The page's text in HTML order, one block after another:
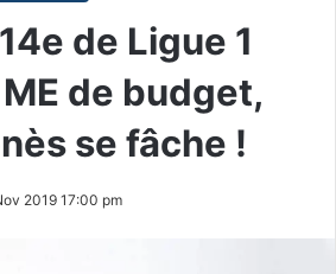
de Ligue 1
de budget,
se fâche !
2019 17:00 pm